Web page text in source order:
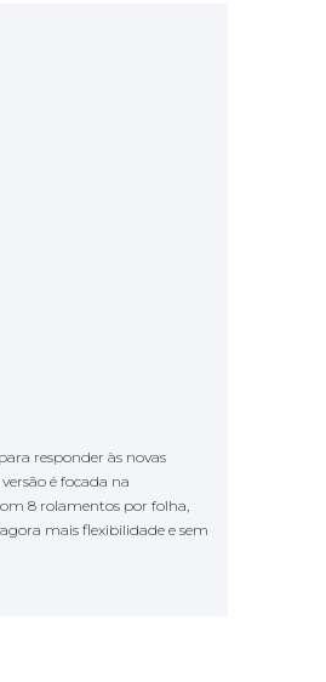
responder às novas
é focada na
8 rolamentos por folha,
mais flexibilidade e sem